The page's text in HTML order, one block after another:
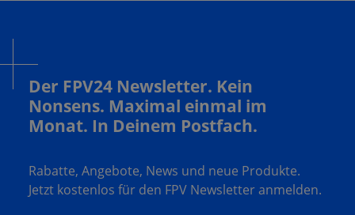
Der FPV24 Newsletter. Kein
Nonsens. Maximal einmal im
Monat. In Deinem Postfach.
Rabatte, Angebote, News und neue Produkte.
Jetzt kostenlos für den FPV Newsletter anmelden.